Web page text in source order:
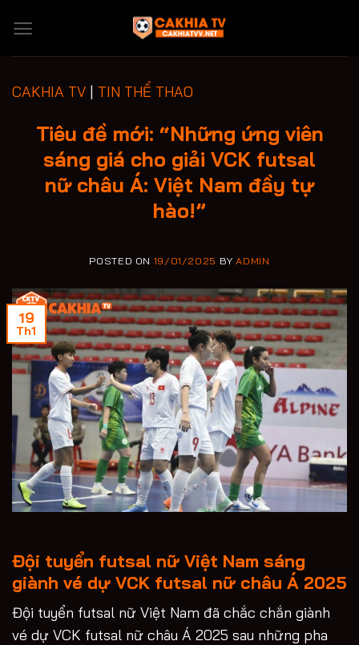
content
CAKHIA TV | TIN THỂ THAO
Tiêu đề mới: “Những ứng viên
sáng giá cho giải VCK futsal
nữ châu Á: Việt Nam đầy tự
hào!”
POSTED ON 19/01/2025 BYADMIN
19
Th1
Đội tuyển futsal nữ Việt Nam sáng
giành vé dự VCK futsal nữ châu Á 2025
Đội tuyển futsal nữ Việt Nam đã chắc chắn giành
vé dự VCK futsal nữ châu Á 2025 sau những pha